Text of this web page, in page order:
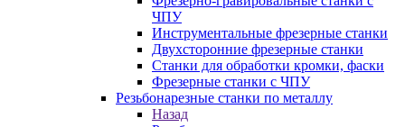
ЧПУ
Инструментальные фрезерные станки
Двухсторонние фрезерные станки
Станки для обработки кромки, фаски
Фрезерные станки с ЧПУ
Резьбонарезные станки по металлу
Назад